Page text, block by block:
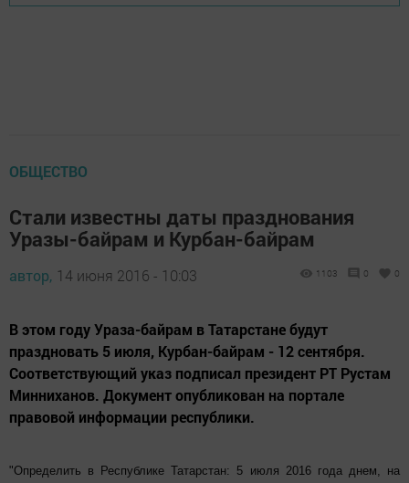
ОБЩЕСТВО
Стали известны даты празднования
Уразы-байрам и Курбан-байрам
автор, 14 июня 2016 - 10:03 1103 0 0
В этом году Ураза-байрам в Татарстане будут
праздновать 5 июля, Курбан-байрам - 12 сентября.
Соответствующий указ подписал президент РТ Рустам
Минниханов. Документ опубликован на портале
правовой информации республики.
"Определить в Республике Татарстан: 5 июля 2016 года днем, на